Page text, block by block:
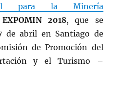
para la Minería
EXPOMIN 2018, que se
de abril en Santiago de
de Promoción del
y el Turismo –